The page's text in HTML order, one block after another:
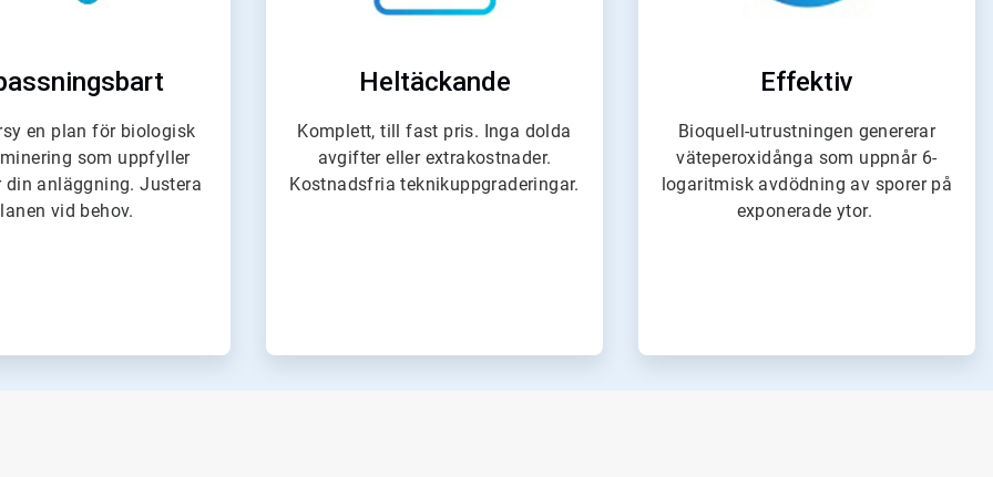
en plan för biologisk
som uppfyller
din anläggning. Justera
vid behov.
Heltäckande
Komplett, till fast pris. Inga dolda
avgifter eller extrakostnader.
Kostnadsfria teknikuppgraderingar.
Effektiv
Bioquell-utrustningen genererar
väteperoxidånga som uppnår 6-
logaritmisk avdödning av sporer på
exponerade ytor.